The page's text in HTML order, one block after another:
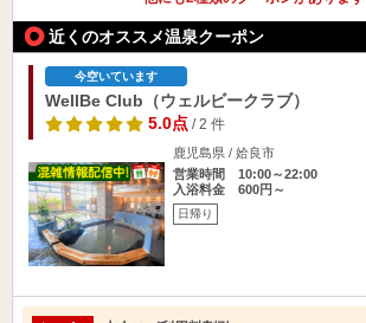
近くのオススメ温泉クーポン
今空いています
WellBe Club（ウェルビークラブ）
5.0点/ 2 件
鹿児島県 / 姶良市
営業時間 10:00～22:00
入浴料金 600円～
日帰り